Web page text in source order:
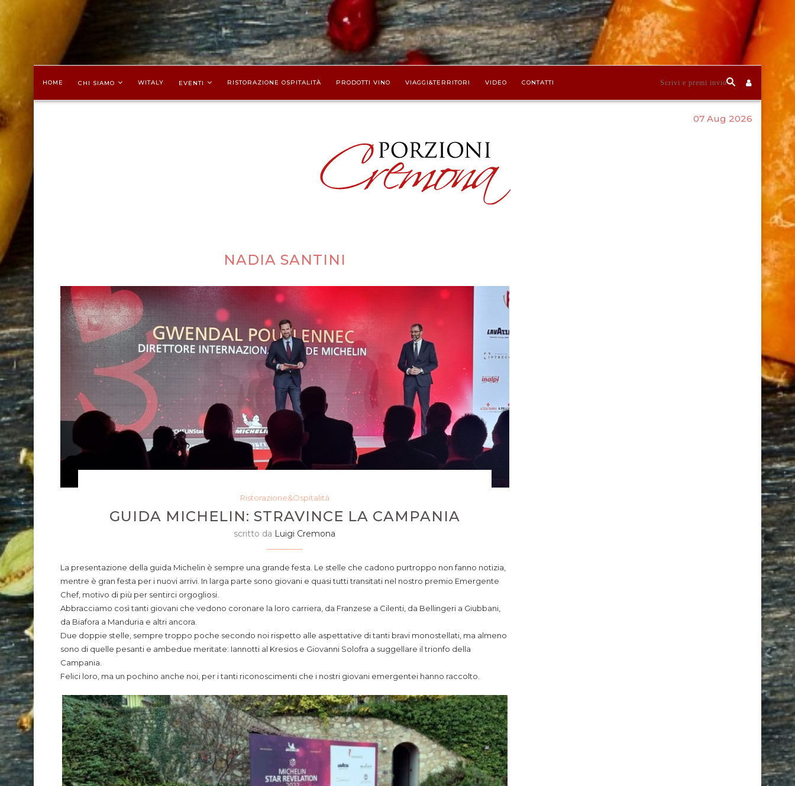
HOME CHI SIAMO WITALY EVENTI RISTORAZIONE OSPITALITÀ PRODOTTI VINO VIAGGI&TERRITORI VIDEO CONTATTI
07 Aug 2026
NADIA SANTINI
Ristorazione&Ospitalità
GUIDA MICHELIN: STRAVINCE LA CAMPANIA
scritto da Luigi Cremona
La presentazione della guida Michelin è sempre una grande festa. Le stelle che cadono purtroppo non fanno notizia,
mentre è gran festa per i nuovi arrivi. In larga parte sono giovani e quasi tutti transitati nel nostro premio Emergente
Chef, motivo di più per sentirci orgogliosi.
Abbracciamo così tanti giovani che vedono coronare la loro carriera, da Franzese a Cilenti, da Bellingeri a Giubbani,
da Biafora a Manduria e altri ancora.
Due doppie stelle, sempre troppo poche secondo noi rispetto alle aspettative di tanti bravi monostellati, ma almeno
sono di quelle pesanti e ambedue meritate: Iannotti al Kresios e Giovanni Solofra a suggellare il trionfo della
Campania.
Felici loro, ma un pochino anche noi, per i tanti riconoscimenti che i nostri giovani emergentei hanno raccolto.